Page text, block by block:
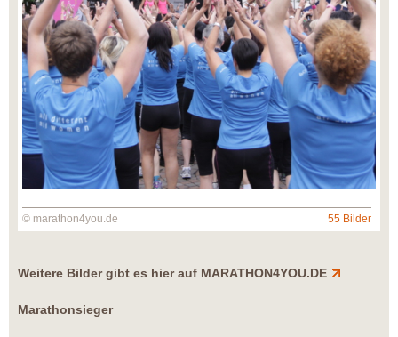
© marathon4you.de 55 Bilder
Weitere Bilder gibt es hier auf MARATHON4YOU.DE
Marathonsieger